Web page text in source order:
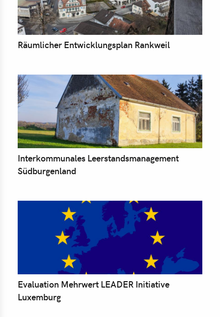
Räumlicher Entwicklungsplan Rankweil
Interkommunales Leerstandsmanagement
Südburgenland
Evaluation Mehrwert LEADER Initiative
Luxemburg